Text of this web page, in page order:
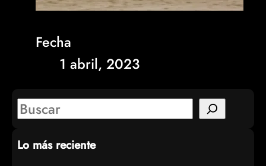
Fecha
1 abril, 2023
S
a
Lo más reciente